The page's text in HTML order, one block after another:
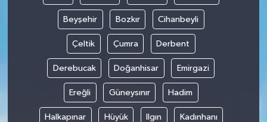
Beyşehir Bozkır Cihanbeyli
Çeltik Çumra Derbent
Derebucak Doğanhisar Emirgazi
Ereğli Güneysınır Hadim
Halkapınar Hüyük Ilgın Kadınhanı